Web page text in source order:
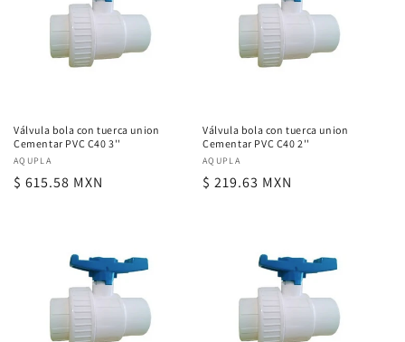
Válvula bola con tuerca union
Cementar PVC C40 3''
Proveedor:
AQUPLA
Precio
$ 615.58 MXN
Válvula bola con tuerca union
Cementar PVC C40 2''
Proveedor:
AQUPLA
Precio
$ 219.63 MXN